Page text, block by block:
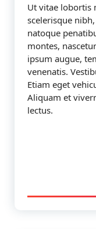
Ut vitae lobortis
scelerisque
natoque
montes,
ipsum augue,
venenatis.
Etiam eget
Aliquam et
lectus.